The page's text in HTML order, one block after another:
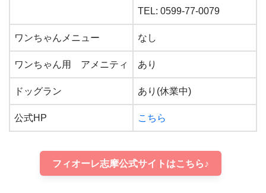
TEL: 0599-77-0079
ワンちゃんメニュー なし
ワンちゃん用 アメニティ あり
ドッグラン あり(休業中)
公式HP こちら
フィオーレ志摩公式サイトはこちら♪